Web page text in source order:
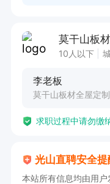
3、具有较强的沟
莫干山板
10人以下
李老板
莫干山板材全屋定制
求职过程中请勿缴
光山直聘安全提
本站所有信息均由用